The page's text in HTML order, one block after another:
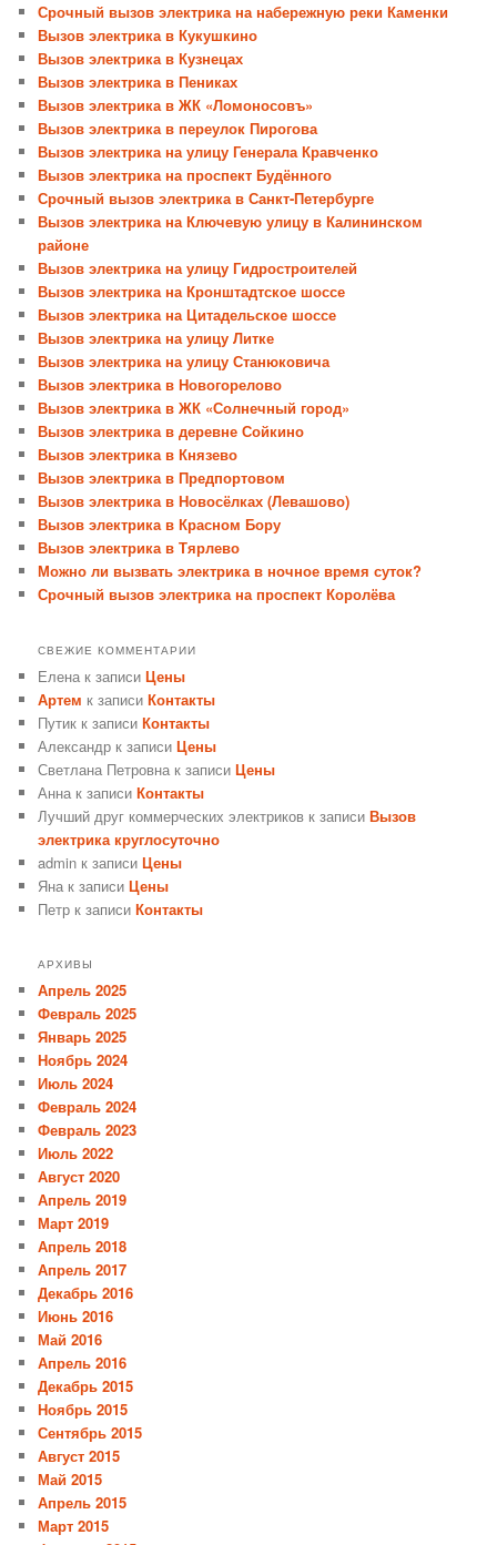
Срочный вызов электрика на набережную реки Каменки
Вызов электрика в Кукушкино
Вызов электрика в Кузнецах
Вызов электрика в Пениках
Вызов электрика в ЖК «Ломоносовъ»
Вызов электрика в переулок Пирогова
Вызов электрика на улицу Генерала Кравченко
Вызов электрика на проспект Будённого
Срочный вызов электрика в Санкт-Петербурге
Вызов электрика на Ключевую улицу в Калининском
районе
Вызов электрика на улицу Гидростроителей
Вызов электрика на Кронштадтское шоссе
Вызов электрика на Цитадельское шоссе
Вызов электрика на улицу Литке
Вызов электрика на улицу Станюковича
Вызов электрика в Новогорелово
Вызов электрика в ЖК «Солнечный город»
Вызов электрика в деревне Сойкино
Вызов электрика в Князево
Вызов электрика в Предпортовом
Вызов электрика в Новосёлках (Левашово)
Вызов электрика в Красном Бору
Вызов электрика в Тярлево
Можно ли вызвать электрика в ночное время суток?
Срочный вызов электрика на проспект Королёва
СВЕЖИЕ КОММЕНТАРИИ
Елена к записиЦены
Артем к записиКонтакты
Путик к записиКонтакты
Александр к записиЦены
Светлана Петровна к записиЦены
Анна к записиКонтакты
Лучший друг коммерческих электриков к записиВызов
электрика круглосуточно
admin к записиЦены
Яна к записиЦены
Петр к записиКонтакты
АРХИВЫ
Апрель 2025
Февраль 2025
Январь 2025
Ноябрь 2024
Июль 2024
Февраль 2024
Февраль 2023
Июль 2022
Август 2020
Апрель 2019
Март 2019
Апрель 2018
Апрель 2017
Декабрь 2016
Июнь 2016
Май 2016
Апрель 2016
Декабрь 2015
Ноябрь 2015
Сентябрь 2015
Август 2015
Май 2015
Апрель 2015
Март 2015